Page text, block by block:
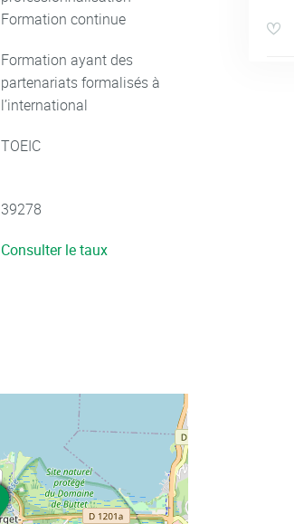
Formation continue
Formation ayant des
partenariats formalisés à
l’international
TOEIC
39278
Consulter le taux